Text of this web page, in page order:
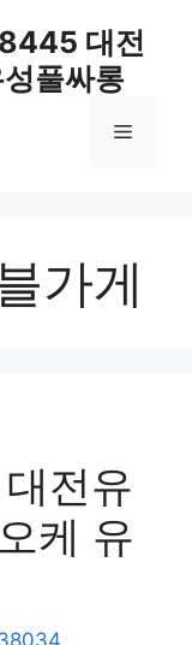
대전
풀싸롱
메
가게
전유
케 유